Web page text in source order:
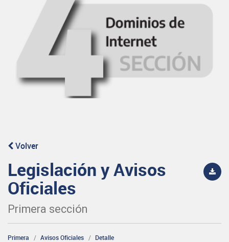
Volver
Legislación y Avisos
Oficiales
Primera sección
Primera Avisos Oficiales Detalle